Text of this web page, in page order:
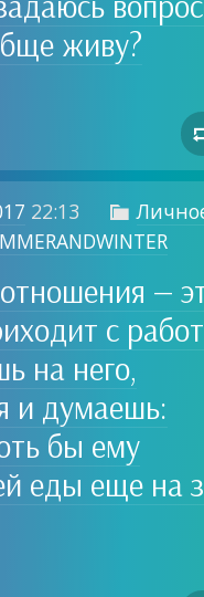
живу?
22:13 
—
с
на него,
и думаешь:
бы ему
еды еще на